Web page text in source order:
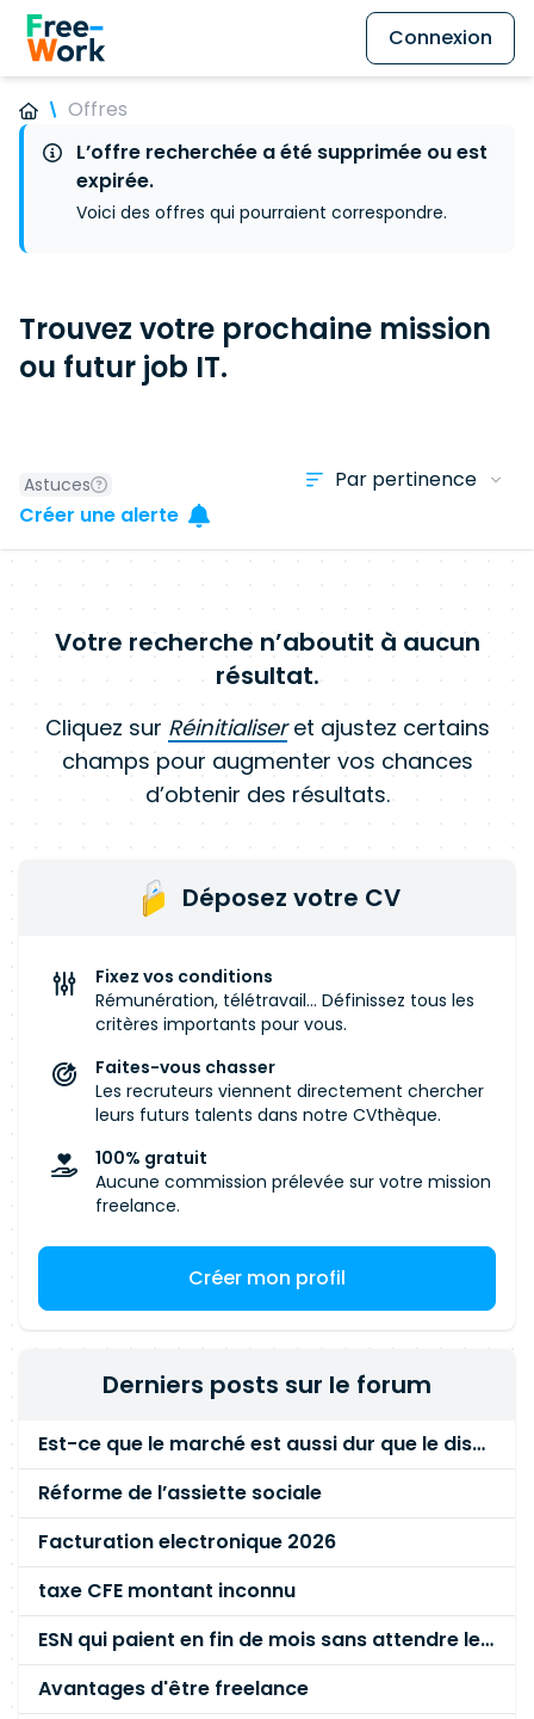
Connexion
Offres
L’offre recherchée a été supprimée ou est
expirée.
Voici des offres qui pourraient correspondre.
Trouvez votre prochaine mission
ou futur job IT.
Astuces
Créer une alerte
Votre recherche n’aboutit à aucun
résultat.
Cliquez sur Réinitialiseret ajustez certains
champs pour augmenter vos chances
d’obtenir des résultats.
Déposez votre CV
Fixez vos conditions
Rémunération, télétravail... Définissez tous les
critères importants pour vous.
Faites-vous chasser
Les recruteurs viennent directement chercher
leurs futurs talents dans notre CVthèque.
100% gratuit
Aucune commission prélevée sur votre mission
freelance.
Créer mon profil
Derniers posts sur le forum
Est-ce que le marché est aussi dur que le disent les commerciaux ?
Réforme de l’assiette sociale
Facturation electronique 2026
taxe CFE montant inconnu
ESN qui paient en fin de mois sans attendre le paiement client ?
Avantages d'être freelance